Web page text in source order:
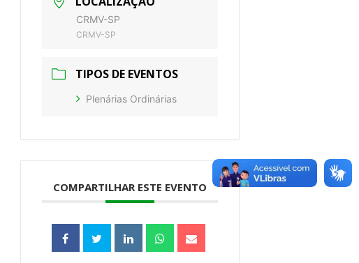
CRMV-SP
CRMV-SP
TIPOS DE EVENTOS
Plenárias Ordinárias
COMPARTILHAR ESTE EVENTO